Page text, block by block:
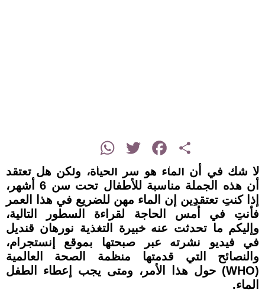
Share
Facebook
Twitter
WhatsApp
لا شك في أن الماء هو سر الحياة، ولكن هل تعتقد
أن هذه الجملة مناسبة للأطفال تحت سن 6 أشهر،
إذا كنتِ تعتقدِين إن الماء مهن للضريع في هذا العمر
فأنتِ في أمس الحاجة لقراءة السطور التالية،
وإليكم ما تحدثت عنه خبيرة التغذية نورهان قنديل
في فيديو نشرته عبر صبحتها بموقع إنستجرام،
والنصائح التي قدمتها منظمة الصحة العالمية
(WHO) حول هذا الأمر، ومتى يجب إعطاء الطفل
الماء.